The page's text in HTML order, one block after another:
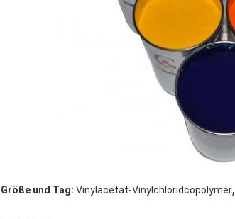
Größe und Tag: Vinylacetat-Vinylchloridcopolymer,